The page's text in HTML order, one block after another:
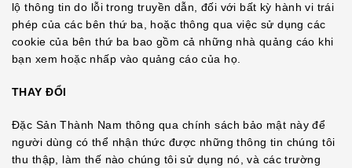
lộ thông tin do lỗi trong truyền dẫn, đối với bất kỳ hành vi trái
phép của các bên thứ ba, hoặc thông qua việc sử dụng các
cookie của bên thứ ba bao gồm cả những nhà quảng cáo khi
bạn xem hoặc nhấp vào quảng cáo của họ.
THAY ĐỔI
Đặc Sản Thành Nam thông qua chính sách bảo mật này để
người dùng có thể nhận thức được những thông tin chúng tôi
thu thập, làm thế nào chúng tôi sử dụng nó, và các trường